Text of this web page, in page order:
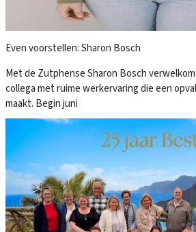
Even voorstellen: Sharon Bosch
Met de Zutphense Sharon Bosch
collega met ruime werkervaring die een
maakt. Begin juni